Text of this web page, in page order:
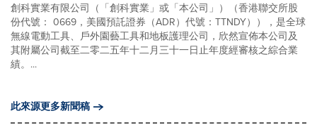
創科實業有限公司（「創科實業」或「本公司」）（香港聯交所股
份代號： 0669，美國預託證券（ADR）代號：TTNDY）），是全球
無線電動工具、戶外園藝工具和地板護理公司，欣然宣佈本公司及
其附屬公司截至二零二五年十二月三十一日止年度經審核之綜合業
績。...
此來源更多新聞稿